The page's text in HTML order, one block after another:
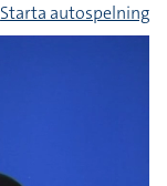
Starta autospelning